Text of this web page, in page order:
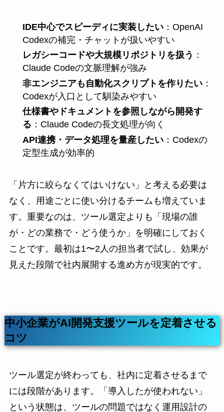
IDE中心でスピーディに実装したい：OpenAI
Codexの補完・チャットが扱いやすい
レガシーコードや大規模リポジトリを扱う ：
Claude Codeの文脈理解が強み
非エンジニアも自動化スクリプトを作りたい：
Codexが入口として馴染みやすい
仕様書やドキュメントを参照しながら開発す
る ：Claude Codeの長文処理が向く
API連携・データ処理を量産したい：Codexの
定型生成が効率的
「片方に絞らなくてはいけない」と考える必要は
なく、用途ごとに使い分けるチームも増えていま
す。重要なのは、ツール選定よりも「現場の誰
が・どの業務で・どう使うか」を明確にしておく
ことです。最初は1〜2人の担当者で試し、効果が
見えた段階で社内展開する進め方が現実的です。
中小企業がAI開発支援ツールを定着させる
コツ
ツール選定が終わっても、社内に定着させるまで
には段階があります。「導入したが使われない」
という状態は、ツールの問題ではなく運用設計の